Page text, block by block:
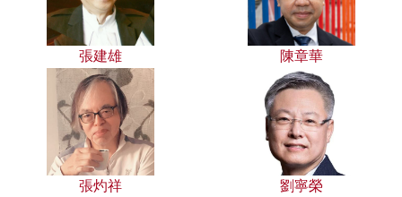
張建雄 陳章華
張灼祥 劉寧榮